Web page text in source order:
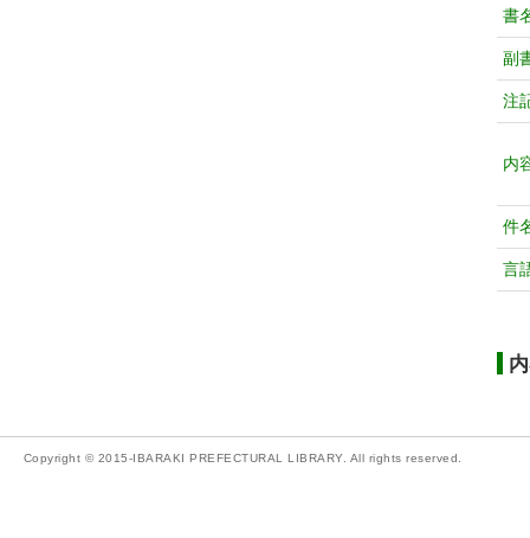
書
副
注
内
件
言
Copyright © 2015-IBARAKI PREFECTURAL LIBRARY. All rights reserved.